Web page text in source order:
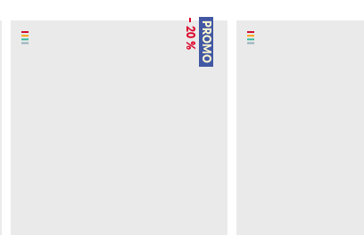
PROMO
– 20 %